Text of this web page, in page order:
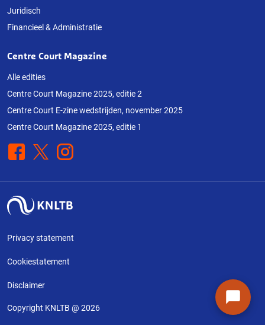
Juridisch
Financieel & Administratie
Centre Court Magazine
Alle edities
Centre Court Magazine 2025, editie 2
Centre Court E-zine wedstrijden, november 2025
Centre Court Magazine 2025, editie 1
Facebook
X Instagram
Privacy statement
Cookiestatement
Disclaimer
Copyright KNLTB @ 2026